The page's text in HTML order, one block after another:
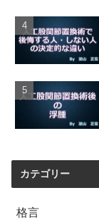
カテゴリー
格言